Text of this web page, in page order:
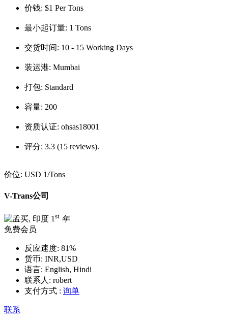
价钱: $1 Per Tons
最小起订量: 1 Tons
交货时间: 10 - 15 Working Days
装运港: Mumbai
打包: Standard
容量: 200
资质认证: ohsas18001
评分: 3.3 (15 reviews).
价位: USD 1/Tons
V-Trans公司
1st 年
免费会员
反应速度: 81%
货币: INR,USD
语言: English, Hindi
联系人: robert
支付方式 : 询单
联系